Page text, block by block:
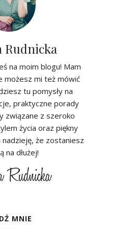
Rudnicka
na moim blogu! Mam
możesz mi też mówić
tu pomysły na
praktyczne porady
związane z szeroko
życia oraz piękny
że zostaniesz
na dłużej!
MNIE